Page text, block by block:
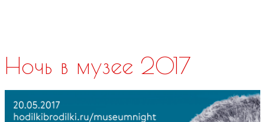
Ночь в музее 2017